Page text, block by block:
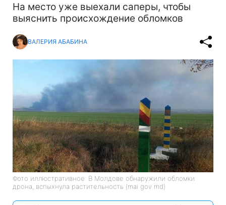
На место уже выехали саперы, чтобы
выяснить происхождение обломков
ВАЛЕРИЯ АБАБИНА
Фото иллюстративное: В Молдове обнаружили обломки
дрона, вспыхнула растительность (mai gov md)